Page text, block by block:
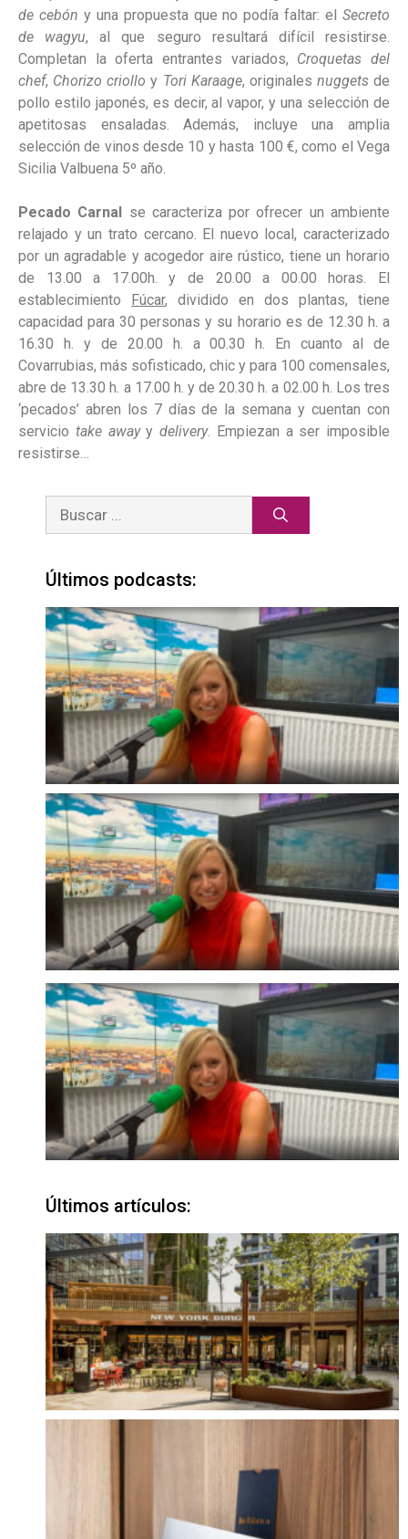
de cebón y una propuesta que no podía faltar: elSecreto
de wagyu, al que seguro resultará difícil resistirse.
Completan la oferta entrantes variados, Croquetas del
chef, Chorizo criollo y Tori Karaage, originales nuggetsde
pollo estilo japonés, es decir, al vapor, y una selección de
apetitosas ensaladas. Además, incluye una amplia
selección de vinos desde 10 y hasta 100 €, como el Vega
Sicilia Valbuena 5º año.
Pecado Carnal se caracteriza por ofrecer un ambiente
relajado y un trato cercano. El nuevo local, caracterizado
por un agradable y acogedor aire rústico, tiene un horario
de 13.00 a 17.00h. y de 20.00 a 00.00 horas. El
establecimiento Fúcar, dividido en dos plantas, tiene
capacidad para 30 personas y su horario es de 12.30 h. a
16.30 h. y de 20.00 h. a 00.30 h. En cuanto al de
Covarrubias, más sofisticado, chic y para 100 comensales,
abre de 13.30 h. a 17.00 h. y de 20.30 h. a 02.00 h. Los tres
‘pecados’ abren los 7 días de la semana y cuentan con
servicio take awayy delivery. Empiezan a ser imposible
resistirse…
Últimos podcasts:
Últimos artículos: